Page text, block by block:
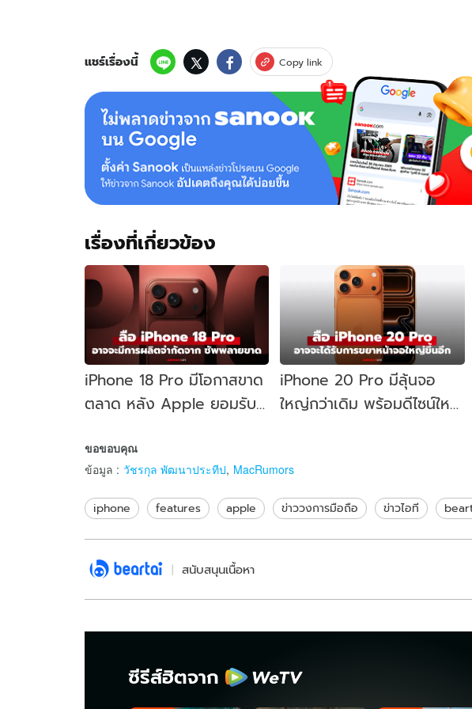
แชร์เรื่องนี้ Copy link
เรื่องที่เกี่ยวข้อง
iPhone 18 Pro มีโอกาสขาด
ตลาด หลัง Apple ยอมรับ
iPhone 20 Pro มีลุ้นจอ
ใหญ่กว่าเดิม พร้อมดีไซน์ใหม่
ขอขอบคุณ
ข้อมูล : วัชรกุล พัฒนาประทีป, MacRumors
iphone features apple ข่าววงการมือถือ ข่าวไอที
สนับสนุนเนื้อหา
ซีรีส์ฮิตจาก